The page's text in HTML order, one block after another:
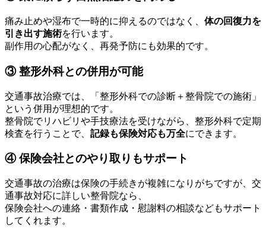
痛み止めや湿布で一時的に抑えるのではなく、 体の回復力を
引き出す施術を行います。
副作用の心配がなく、再発予防にも効果的です。
③ 整形外科との併用が可能
交通事故治療では、「整形外科での診断＋整骨院での施術」
という併用が理想的です。
整骨院でリハビリや手技療法を受けながら、整形外科で定期
検査を行うことで、 記録も保険対応も万全にできます。
④ 保険会社とのやり取りもサポート
交通事故の治療は保険の手続きが複雑になりがちですが、交
通事故対応に詳しい整骨院なら、
保険会社への連絡・書類作成・慰謝料の相談などもサポート
してくれます。